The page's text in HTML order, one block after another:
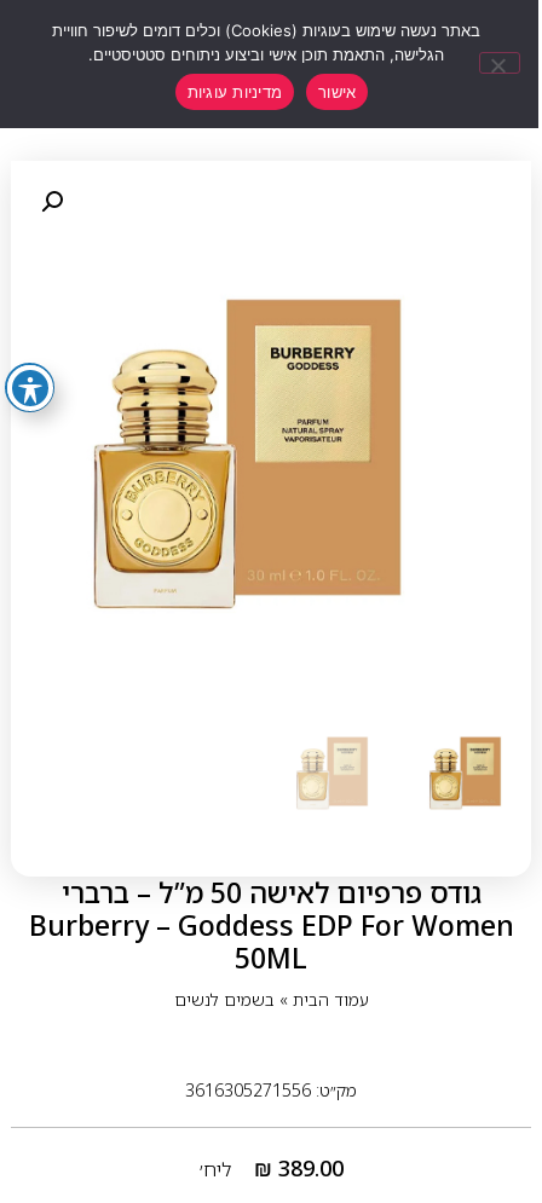
גודס פרפיום לאישה 50 מ”ל – ברברי
Burberry – Goddess EDP For Women
50ML
עמוד הבית» בשמים לנשים
מק״ט: 3616305271556
₪ 389.00 ליח׳
באתר נעשה שימוש בעוגיות (Cookies) וכלים דומים לשיפור חוויית
הגלישה, התאמת תוכן אישי וביצוע ניתוחים סטטיסטיים.
אישור
מדיניות עוגיות